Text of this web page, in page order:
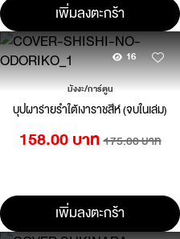
เพิ่มลงตะกร้า
16
มังงะ/การ์ตูน
บุปผาร่ายรำใต้เงาราชสีห์ (จบในเล่ม)
158.00 บาท 175.00 บาท
เพิ่มลงตะกร้า